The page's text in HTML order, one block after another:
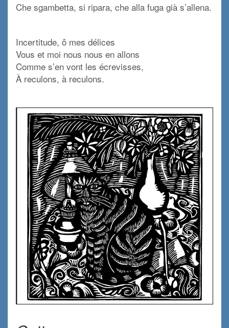
Che sgambetta, si ripara, che alla fuga già s’allena.
Incertitude, ô mes délices
Vous et moi nous nous en allons
Comme s’en vont les écrevisses,
À reculons, à reculons.